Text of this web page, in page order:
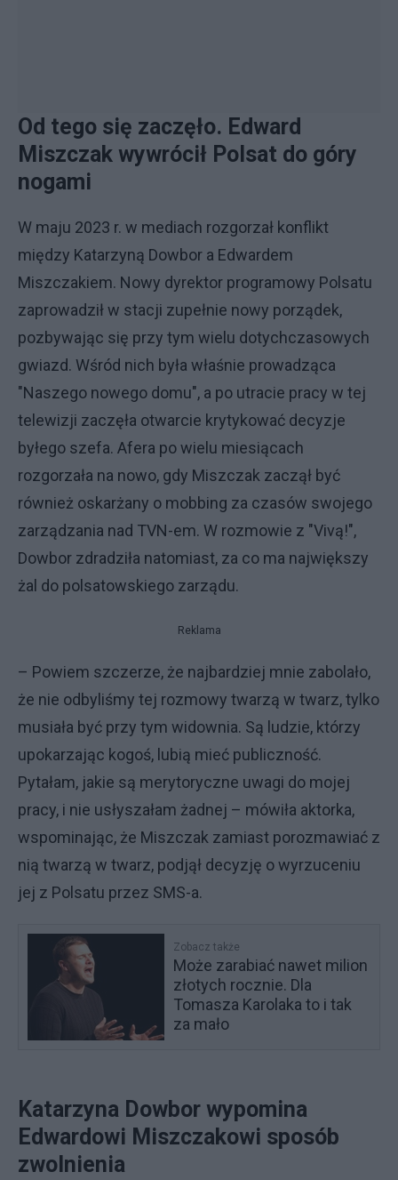
Od tego się zaczęło. Edward
Miszczak wywrócił Polsat do góry
nogami
W maju 2023 r. w mediach rozgorzał konflikt
między Katarzyną Dowbor a Edwardem
Miszczakiem. Nowy dyrektor programowy Polsatu
zaprowadził w stacji zupełnie nowy porządek,
pozbywając się przy tym wielu dotychczasowych
gwiazd. Wśród nich była właśnie prowadząca
"Naszego nowego domu", a po utracie pracy w tej
telewizji zaczęła otwarcie krytykować decyzje
byłego szefa. Afera po wielu miesiącach
rozgorzała na nowo, gdy Miszczak zaczął być
również oskarżany o mobbing za czasów swojego
zarządzania nad TVN-em. W rozmowie z "Vivą!",
Dowbor zdradziła natomiast, za co ma największy
żal do polsatowskiego zarządu.
Reklama
– Powiem szczerze, że najbardziej mnie zabolało,
że nie odbyliśmy tej rozmowy twarzą w twarz, tylko
musiała być przy tym widownia. Są ludzie, którzy
upokarzając kogoś, lubią mieć publiczność.
Pytałam, jakie są merytoryczne uwagi do mojej
pracy, i nie usłyszałam żadnej – mówiła aktorka,
wspominając, że Miszczak zamiast porozmawiać z
nią twarzą w twarz, podjął decyzję o wyrzuceniu
jej z Polsatu przez SMS-a.
Zobacz także
Może zarabiać nawet milion
złotych rocznie. Dla
Tomasza Karolaka to i tak
za mało
Katarzyna Dowbor wypomina
Edwardowi Miszczakowi sposób
zwolnienia